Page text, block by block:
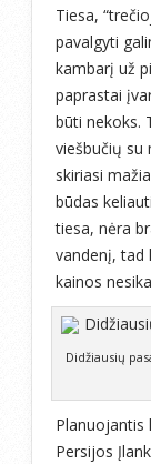
Tiesa,
pavalgyti
kambarį už
paprastai
būti nekoks.
viešbučių su
skiriasi
būdas
tiesa, nėra
vandenį, tad
kainos
Didžiausių
Planuojantis
Persijos